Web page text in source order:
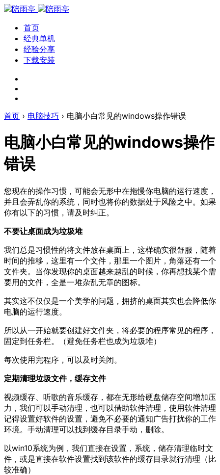
首页
经典单机
经验分享
下载安装
首页 › 电脑技巧 › 电脑小白常见的windows操作错误
电脑小白常见的windows操作
错误
您现在的操作习惯，可能会无形中在拖慢你电脑的运行速度，
并且会弄乱你的系统，同时也将你的数据处于风险之中。如果
你有以下的习惯，请及时纠正。
不要让桌面成为垃圾堆
我们总是习惯性的将文件放在桌面上，这样确实很舒服，随着
时间的推移，这里有一个文件，那里一个图片，角落还有一个
文件夹。当你发现你的桌面越来越乱的时候，你再想找某个需
要用的文件，全是一堆杂乱无章的图标。
其实这不仅仅是一个美学的问题，拥挤的桌面其实也会降低你
电脑的运行速度。
所以从一开始就要创建好文件夹，将必要的程序常见的程序，
固定到任务栏。（避免任务栏也成为垃圾堆）
每次使用完程序，可以及时关闭。
定期清理垃圾文件，缓存文件
视频缓存、听歌的音乐缓存，都在无形给硬盘储存空间增加压
力，我们可以手动清理，也可以借助软件清理，使用软件清理
记得设置好软件的设置，避免不必要的通知广告打扰你的工作
环境。手动清理可以找到缓存目录手动，删除。
以win10系统为例，我们直接在设置，系统，储存清理临时文
件，或是直接在软件设置找到该软件的缓存目录就行清理（比
较准确）